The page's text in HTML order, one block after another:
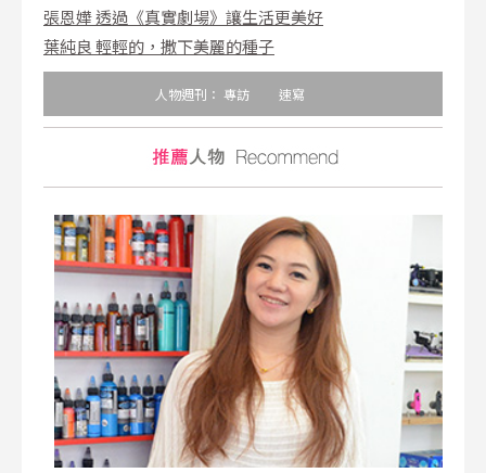
張恩嬅 透過《真實劇場》讓生活更美好
葉純良 輕輕的，撒下美麗的種子
人物週刊： 專訪 速寫